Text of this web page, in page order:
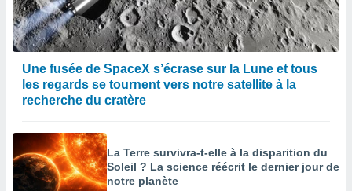
Une fusée de SpaceX s’écrase sur la Lune et tous
les regards se tournent vers notre satellite à la
recherche du cratère
La Terre survivra-t-elle à la disparition du
Soleil ? La science réécrit le dernier jour de
notre planète